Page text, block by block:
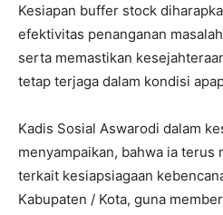
Kesiapan buffer stock
efektivitas penanganan
serta memastikan
tetap terjaga dalam kondisi
Kadis Sosial Aswarodi dalam
menyampaikan, bahwa ia terus
terkait kesiapsiagaan
Kabupaten / Kota, guna